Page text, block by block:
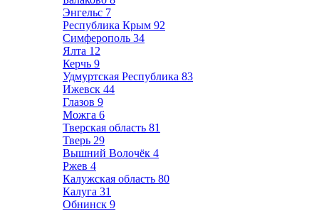
Энгельс 7
Республика Крым 92
Симферополь 34
Ялта 12
Керчь 9
Удмуртская Республика 83
Ижевск 44
Глазов 9
Можга 6
Тверская область 81
Тверь 29
Вышний Волочёк 4
Ржев 4
Калужская область 80
Калуга 31
Обнинск 9